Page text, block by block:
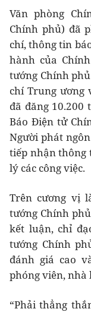
Văn phòng
Chính phủ) đã
chí, thông tin
hành của
tướng Chính
chí Trung ương
đã đăng 10.200
Báo Điện tử
Người phát
tiếp nhận
lý các công việc.
Trên cương vị
tướng Chính
kết luận, chỉ
tướng Chính
đánh giá cao
phóng viên, nhà
“Phải thẳng